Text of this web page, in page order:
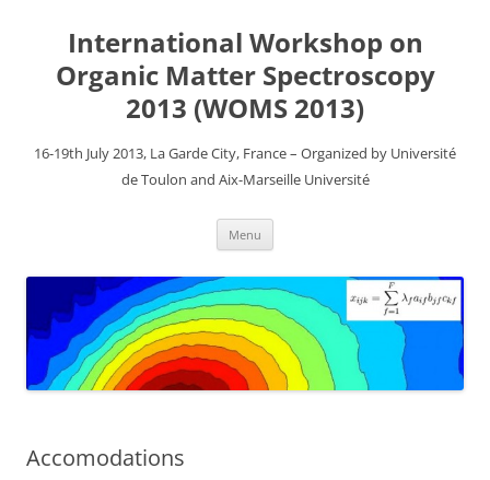
contenuInternational Workshop on
Organic Matter Spectroscopy
2013 (WOMS 2013)
16-19th July 2013, La Garde City, France – Organized by Université
de Toulon and Aix-Marseille Université
Menu
Accomodations